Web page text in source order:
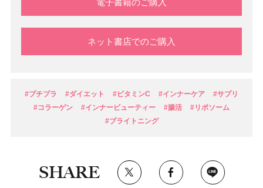
ネット書店でのご購入
#プチプラ #ダイエット #ビタミンC #インナーケア
#サプリ
#コラーゲン
#インナービューティー #腸活
#リポソーム
#ブライトニング
SHARE